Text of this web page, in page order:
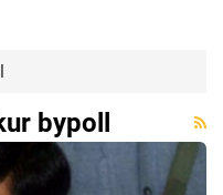
bypoll